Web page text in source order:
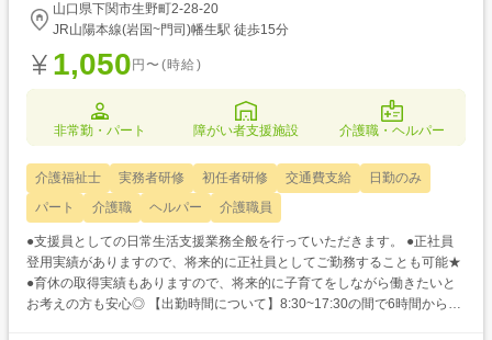
山口県下関市生野町2-28-20
JR山陽本線(岩国~門司)幡生駅 徒歩15分
1,050 円〜(時給)
非常勤・パート 障がい者支援施設 介護職・ヘルパー
介護福祉士 実務者研修 初任者研修 交通費支給
日勤のみ
パート
介護職 ヘルパー 介護職員
●支援員としての日常生活支援業務全般を行っていただきます。 ●正社員
登用実績がありますので、将来的に正社員としてご勤務することも可能★
●育休の取得実績もありますので、将来的に子育てをしながら働きたいと
お考えの方も安心◎ 【出勤時間について】8:30~17:30の間で6時間からの